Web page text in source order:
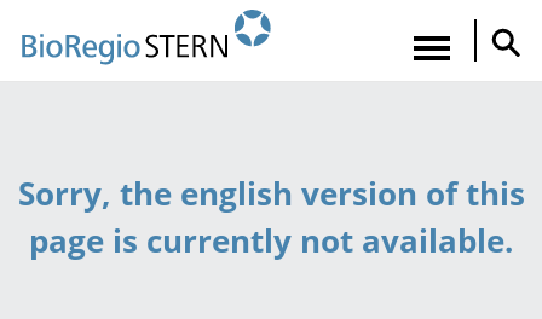
zum
Inhalt
Sorry, the english version of this
page is currently not available.